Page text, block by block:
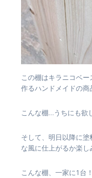
この棚はキラニコベ
作るハンドメイドの商
こんな棚…うちにも欲
そして、明日以降に
な風に仕上がるか楽し
こんな棚、一家に1台